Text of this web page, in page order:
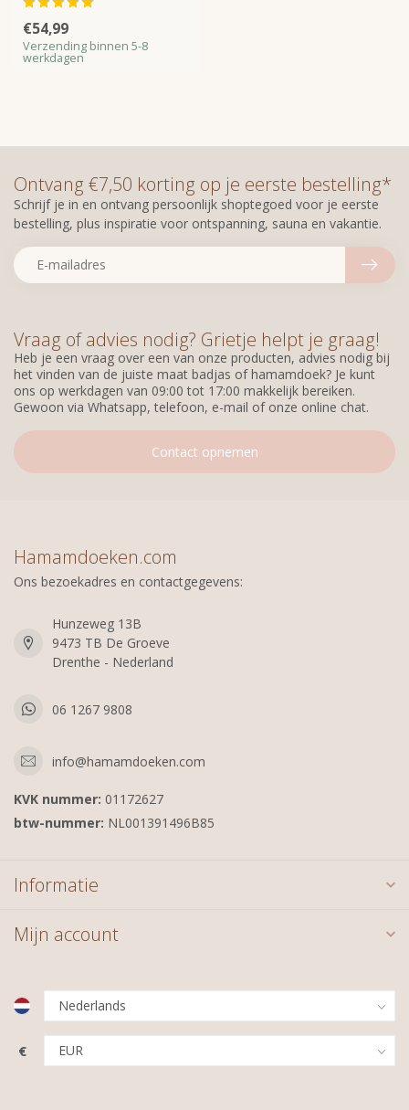
€54,99
Verzending binnen 5-8
werkdagen
Vraag of advies nodig? Grietje helpt je graag!
Heb je een vraag over een van onze producten, advies nodig bij
het vinden van de juiste maat badjas of hamamdoek? Je kunt
ons op werkdagen van 09:00 tot 17:00 makkelijk bereiken.
Gewoon via Whatsapp, telefoon, e-mail of onze online chat.
Contact opnemen
Ontvang €7,50 korting op je eerste bestelling*
Schrijf je in en ontvang persoonlijk shoptegoed voor je eerste
bestelling, plus inspiratie voor ontspanning, sauna en vakantie.
Hamamdoeken.com
Ons bezoekadres en contactgegevens:
Hunzeweg 13B
9473 TB De Groeve
Drenthe - Nederland
06 1267 9808
info@hamamdoeken.com
KVK nummer: 01172627
btw-nummer: NL001391496B85
Informatie
Mijn account
€